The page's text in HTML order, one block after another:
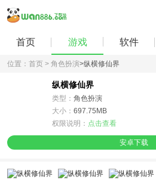
首页 游戏 软件
位置： 首页 > 角色扮演>纵横修仙界
纵横修仙界
类型： 角色扮演
大小： 697.75MB
权限说明： 点击查看
安卓下载